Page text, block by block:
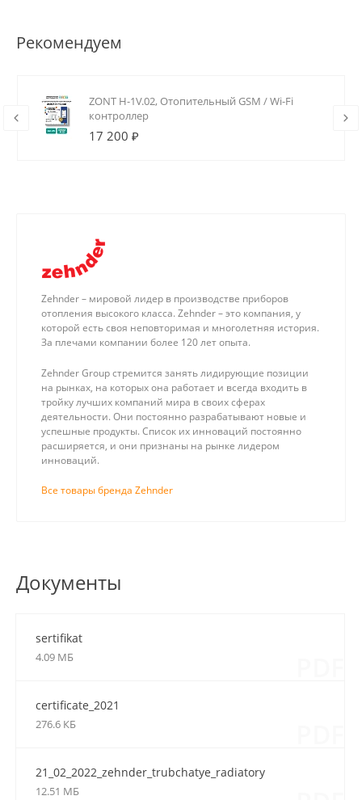
Рекомендуем
ZONT H-1V.02, Отопительный GSM / Wi-Fi
контроллер
17 200 ₽
Zehnder – мировой лидер в производстве приборов
отопления высокого класса. Zehnder – это компания, у
которой есть своя неповторимая и многолетняя история.
За плечами компании более 120 лет опыта.
Zehnder Group стремится занять лидирующие позиции
на рынках, на которых она работает и всегда входить в
тройку лучших компаний мира в своих сферах
деятельности. Они постоянно разрабатывают новые и
успешные продукты. Список их инноваций постоянно
расширяется, и они признаны на рынке лидером
инноваций.
Все товары бренда Zehnder
Документы
sertifikat
4.09 МБ
certificate_2021
276.6 КБ
21_02_2022_zehnder_trubchatye_radiatory
12.51 МБ